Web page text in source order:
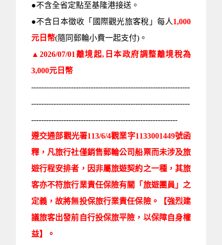
●不含全省定點至基隆港接送。
●不含日本徵收「國際觀光旅客稅」每人1,000
元日幣(隨同郵輪小費一起支付)。
▲2026/07/01離境起,日本政府調整離境稅為
3,000元日幣
----------------------------------------------------------------
----------------------------------------------------------------
-----------------------------------------------------------
遵交通部觀光署113/6/4觀業字1133001449號函
釋，凡旅行社僅銷售郵輪公司船票而未涉及旅
遊行程安排者，因非屬旅遊契約之一種，其旅
客亦不符旅行業責任保險有關「旅遊團員」之
定義，故將無投保旅行業責任保險。【強烈建
議旅客出發前自行投保旅平險，以保障自身權
益】。